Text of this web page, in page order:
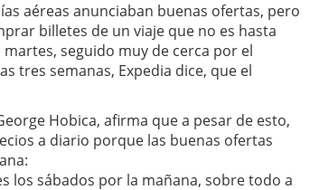
aéreas anunciaban buenas ofertas, pero
billetes de un viaje que no es hasta
seguido muy de cerca por el
tres semanas, Expedia dice, que el
Hobica, afirma que a pesar de esto,
a diario porque las buenas ofertas
los sábados por la mañana, sobre todo a